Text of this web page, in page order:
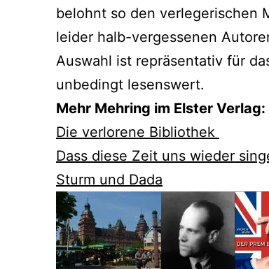
belohnt so den verlegerischen
leider halb-vergessenen
Auswahl ist repräsentativ für
unbedingt lesenswert.
Mehr Mehring im Elster Verlag:
Die verlorene Bibliothek
Dass diese Zeit uns wieder
Sturm und Dada